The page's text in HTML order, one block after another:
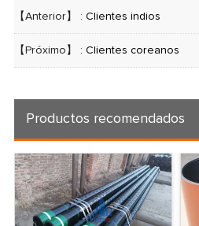
【Anterior】 : Clientes indios
【Próximo】 : Clientes coreanos
Productos recomendados